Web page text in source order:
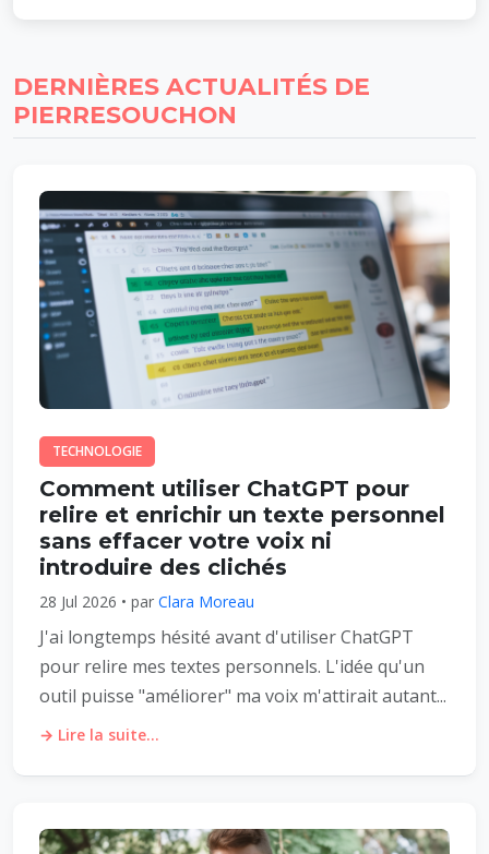
DERNIÈRES ACTUALITÉS DE
PIERRESOUCHON
TECHNOLOGIE
Comment utiliser ChatGPT pour
relire et enrichir un texte personnel
sans effacer votre voix ni
introduire des clichés
28 Jul 2026 • par Clara Moreau
J'ai longtemps hésité avant d'utiliser ChatGPT
pour relire mes textes personnels. L'idée qu'un
outil puisse "améliorer" ma voix m'attirait autant...
→ Lire la suite...